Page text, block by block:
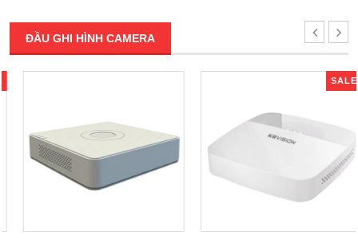
ĐẦU GHI HÌNH CAMERA
SALE